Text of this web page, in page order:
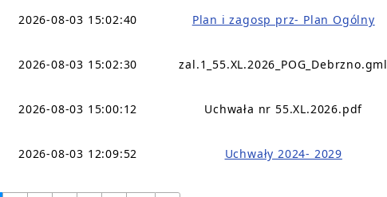
2026-08-03 15:02:40 Plan i zagosp prz- Plan Ogólny
2026-08-03 15:02:30 zal.1_55.XL.2026_POG_Debrzno.gml
2026-08-03 15:00:12 Uchwała nr 55.XL.2026.pdf
2026-08-03 12:09:52 Uchwały 2024- 2029